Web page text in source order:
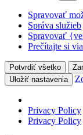
Spravovať
Správa služieb
Spravovať
Prečítajte si
Potvrdiť všetko
Uložiť nastavenia
Privacy Policy
Privacy Policy